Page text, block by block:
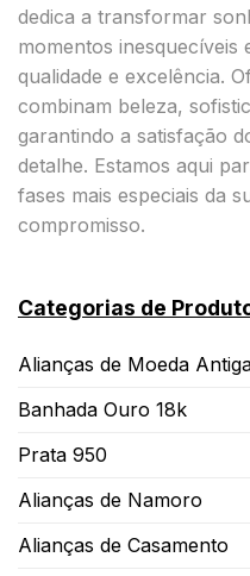
dedica a transformar
momentos
qualidade e excelência.
combinam beleza,
garantindo a satisfação
detalhe. Estamos aqui
fases mais especiais da
compromisso.
Categorias de
Alianças de Moeda
Banhada Ouro 18k
Prata 950
Alianças de Namoro
Alianças de Casamento